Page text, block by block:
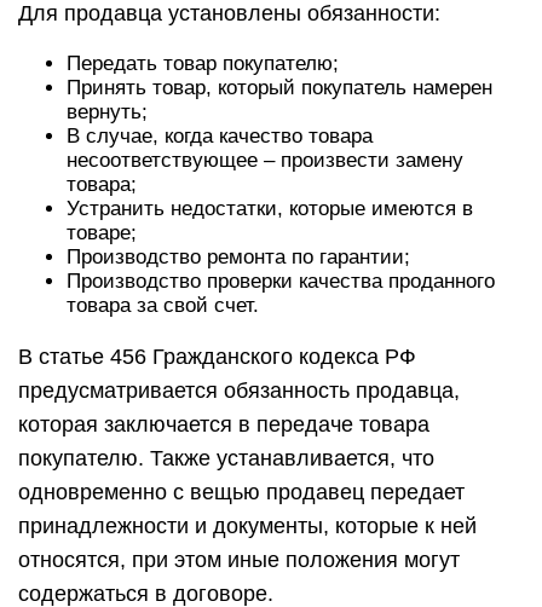
Для продавца установлены обязанности:
Передать товар покупателю;
Принять товар, который покупатель намерен
вернуть;
В случае, когда качество товара
несоответствующее – произвести замену
товара;
Устранить недостатки, которые имеются в
товаре;
Производство ремонта по гарантии;
Производство проверки качества проданного
товара за свой счет.
В статье 456 Гражданского кодекса РФ
предусматривается обязанность продавца,
которая заключается в передаче товара
покупателю. Также устанавливается, что
одновременно с вещью продавец передает
принадлежности и документы, которые к ней
относятся, при этом иные положения могут
содержаться в договоре.